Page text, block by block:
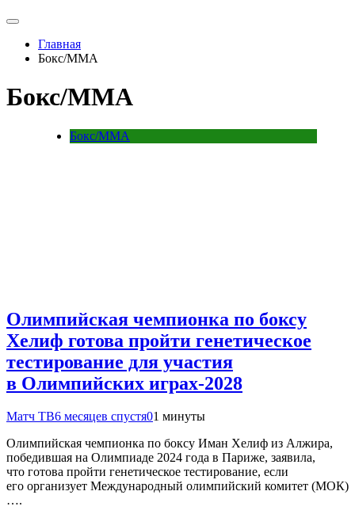
Главная
Бокс/MMA
Бокс/MMA
Бокс/MMA
Олимпийская чемпионка по боксу
Хелиф готова пройти генетическое
тестирование для участия
в Олимпийских играх‑2028
Матч ТВ6 месяцев спустя01 минуты
Олимпийская чемпионка по боксу Иман Хелиф из Алжира,
победившая на Олимпиаде 2024 года в Париже, заявила,
что готова пройти генетическое тестирование, если
его организует Международный олимпийский комитет (МОК)
….